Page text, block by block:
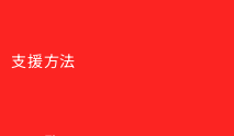
支援方法